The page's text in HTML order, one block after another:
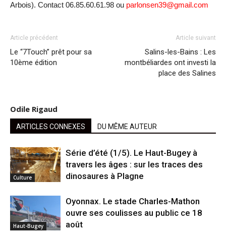
Arbois). Contact 06.85.60.61.98 ou parlonsen39@gmail.com
Article précédent
Le “7Touch” prêt pour sa
10ème édition
Article suivant
Salins-les-Bains : Les
montbéliardes ont investi la
place des Salines
Odile Rigaud
ARTICLES CONNEXES DU MÊME AUTEUR
Culture
Série d’été (1/5). Le Haut-Bugey à
travers les âges : sur les traces des
dinosaures à Plagne
Haut-Bugey
Oyonnax. Le stade Charles-Mathon
ouvre ses coulisses au public ce 18
août